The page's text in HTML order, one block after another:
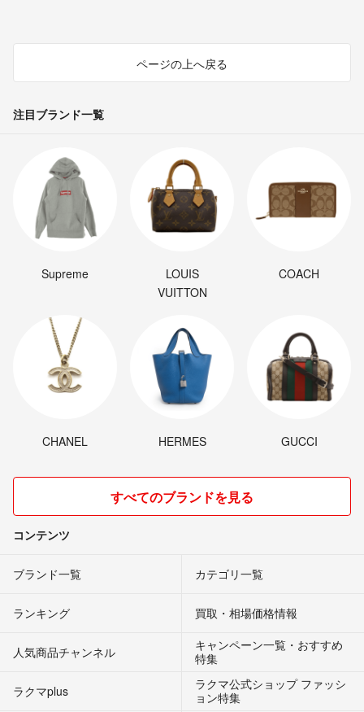
ページの上へ戻る
注目ブランド一覧
Supreme
LOUIS
VUITTON
COACH
CHANEL HERMES GUCCI
すべてのブランドを見る
コンテンツ
ブランド一覧 カテゴリ一覧
ランキング 買取・相場価格情報
人気商品チャンネル
キャンペーン一覧・おすすめ
特集
ラクマplus
ラクマ公式ショップ ファッシ
ョン特集